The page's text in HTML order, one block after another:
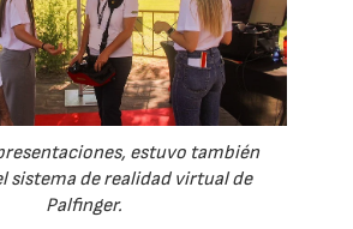
estuvo también
sistema de realidad virtual de
Palfinger.